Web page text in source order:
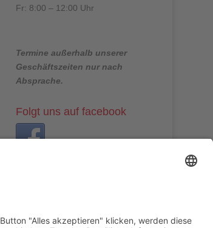
Fr: 8:00 – 12:00 Uhr
Termine außerhalb unserer
Geschäftszeiten nur nach
Absprache.
Folgt uns auf facebook